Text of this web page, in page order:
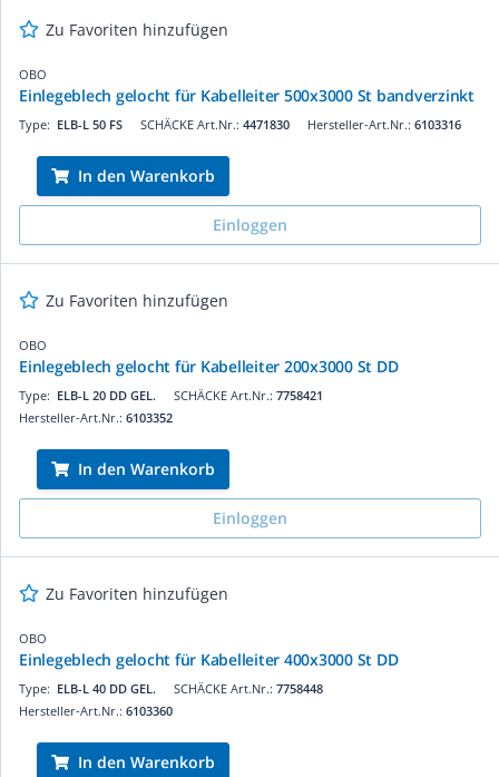
Zu Favoriten hinzufügen
OBO
Einlegeblech gelocht für Kabelleiter 500x3000 St bandverzinkt
SCHÄCKE Art.Nr.: 4471830
Type: ELB-L 50 FS Hersteller-Art.Nr.: 6103316
In den Warenkorb
Einloggen
Zu Favoriten hinzufügen
OBO
Einlegeblech gelocht für Kabelleiter 200x3000 St DD
SCHÄCKE Art.Nr.: 7758421
Type: ELB-L 20 DD GEL.
Hersteller-Art.Nr.: 6103352
In den Warenkorb
Einloggen
Zu Favoriten hinzufügen
OBO
Einlegeblech gelocht für Kabelleiter 400x3000 St DD
SCHÄCKE Art.Nr.: 7758448
Type: ELB-L 40 DD GEL.
Hersteller-Art.Nr.: 6103360
In den Warenkorb